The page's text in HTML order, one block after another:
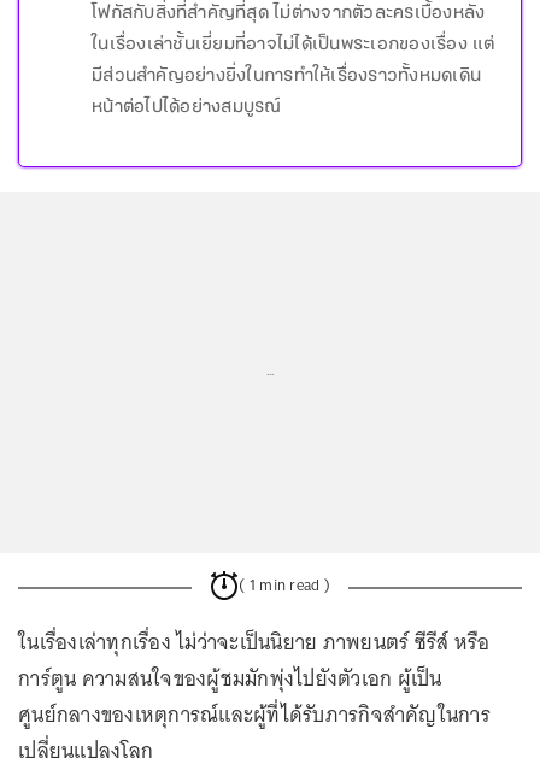
โฟกัสกับสิ่งที่สำคัญที่สุด ไม่ต่างจากตัวละครเบื้องหลัง
ในเรื่องเล่าชั้นเยี่ยมที่อาจไม่ได้เป็นพระเอกของเรื่อง แต่
มีส่วนสำคัญอย่างยิ่งในการทำให้เรื่องราวทั้งหมดเดิน
หน้าต่อไปได้อย่างสมบูรณ์
...
( 1 min read )
ในเรื่องเล่าทุกเรื่อง ไม่ว่าจะเป็นนิยาย ภาพยนตร์ ซีรีส์ หรือ
การ์ตูน ความสนใจของผู้ชมมักพุ่งไปยังตัวเอก ผู้เป็น
ศูนย์กลางของเหตุการณ์และผู้ที่ได้รับภารกิจสำคัญในการ
เปลี่ยนแปลงโลก